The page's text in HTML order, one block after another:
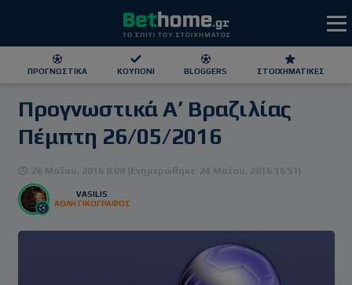
ΠΡΟΓΝΩΣΤΙΚΆ ΚΟΥΠΌΝΙ BLOGGERS ΣΤΟΙΧΗΜΑΤΙΚΕΣ
ΕΕΕΠ | 21+ | ΠΑΙΞΕ ΥΠΕΥΘΥΝΑ
Προγνωστικά Α’ Βραζιλίας
Πέμπτη 26/05/2016
26 Μαΐου, 2016 8:08 (Ενημερώθηκε: 24 Μαΐου, 2016 16:51)
VASILIS
ΑΘΛΗΤΙΚΟΓΡΑΦΟΣ